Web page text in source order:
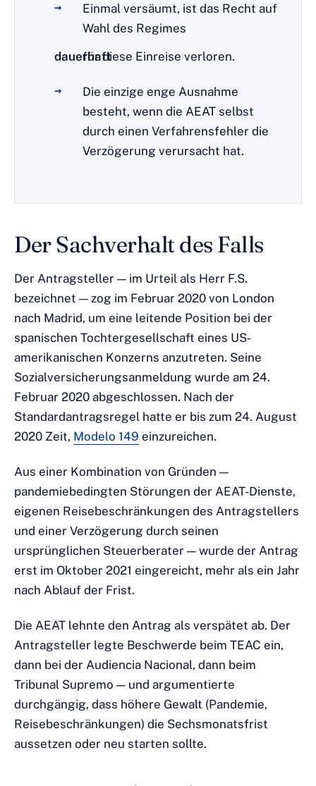
Einmal versäumt, ist das Recht auf
Wahl des Regimes
dauerhaftfür diese Einreise verloren.
Die einzige enge Ausnahme
besteht, wenn die AEAT selbst
durch einen Verfahrensfehler die
Verzögerung verursacht hat.
Der Sachverhalt des Falls
Der Antragsteller — im Urteil als Herr F.S.
bezeichnet — zog im Februar 2020 von London
nach Madrid, um eine leitende Position bei der
spanischen Tochtergesellschaft eines US-
amerikanischen Konzerns anzutreten. Seine
Sozialversicherungsanmeldung wurde am 24.
Februar 2020 abgeschlossen. Nach der
Standardantragsregel hatte er bis zum 24. August
2020 Zeit, Modelo 149 einzureichen.
Aus einer Kombination von Gründen —
pandemiebedingten Störungen der AEAT-Dienste,
eigenen Reisebeschränkungen des Antragstellers
und einer Verzögerung durch seinen
ursprünglichen Steuerberater — wurde der Antrag
erst im Oktober 2021 eingereicht, mehr als ein Jahr
nach Ablauf der Frist.
Die AEAT lehnte den Antrag als verspätet ab. Der
Antragsteller legte Beschwerde beim TEAC ein,
dann bei der Audiencia Nacional, dann beim
Tribunal Supremo — und argumentierte
durchgängig, dass höhere Gewalt (Pandemie,
Reisebeschränkungen) die Sechsmonatsfrist
aussetzen oder neu starten sollte.